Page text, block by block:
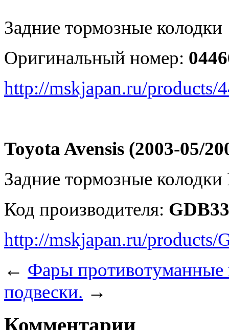
Задние тормозные колодки
Оригинальный номер:
http://mskjapan.ru/products/
Toyota Avensis (2003-05/
Задние тормозные
Код производителя:
http://mskjapan.ru/products/
← Фары
подвески. →
Комментарии